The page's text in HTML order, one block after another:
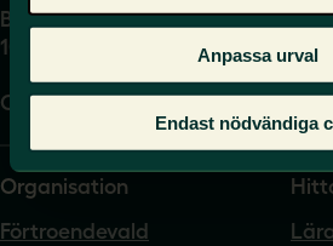
Anpassa urval
Endast nödvändiga
Box 17061
104 62 Stockholm
Org.nr. 802540-5542
Organisation
Förtroendevald